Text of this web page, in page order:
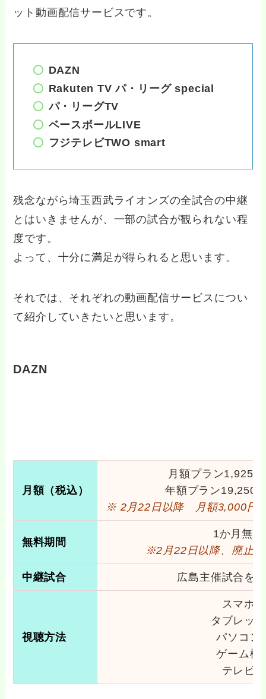
ット動画配信サービスです。
DAZN
Rakuten TV パ・リーグ special
パ・リーグTV
ベースボールLIVE
フジテレビTWO smart
残念ながら埼玉西武ライオンズの全試合の中継
とはいきませんが、一部の試合が観られない程
度です。
よって、十分に満足が得られると思います。
それでは、それぞれの動画配信サービスについ
て紹介していきたいと思います。
DAZN
月額 （税込）
月額プラン1,925
年額プラン19,250
※ 2月22日以降 月額3,000円
無料期間
1か月無料
※2月22日以降、廃止
中継試合 広島主催試合を
視聴方法
スマホ
タブレット
パソコン
ゲーム機
テレビ